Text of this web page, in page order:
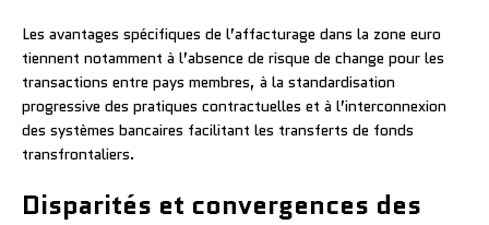
Les avantages spécifiques de l’affacturage dans la zone euro
tiennent notamment à l’absence de risque de change pour les
transactions entre pays membres, à la standardisation
progressive des pratiques contractuelles et à l’interconnexion
des systèmes bancaires facilitant les transferts de fonds
transfrontaliers.
Disparités et convergences des